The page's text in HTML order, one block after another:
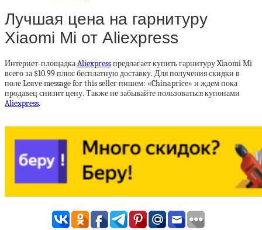
Лучшая цена на гарнитуру
Xiaomi Mi от Aliexpress
Интернет-площадкаAliexpressпредлагает купить гарнитуру Xiaomi Mi
всего за $10.99 плюс бесплатную доставку. Для получения скидки в
поле Leave message for this seller пишем: «Chinaprice» и ждем пока
продавец снизит цену. Также не забывайте пользоваться купонами
Aliexpress.